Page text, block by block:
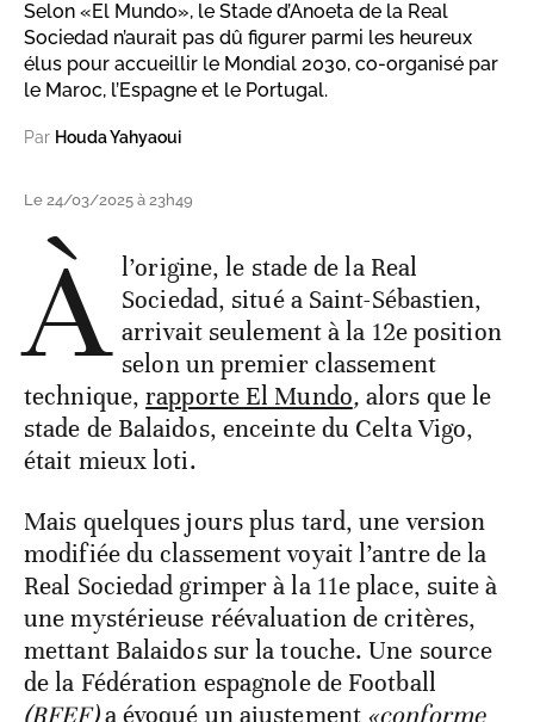
Selon «El Mundo», le Stade d’Anoeta de la Real
Sociedad n’aurait pas dû figurer parmi les heureux
élus pour accueillir le Mondial 2030, co-organisé par
le Maroc, l’Espagne et le Portugal.
Par Houda Yahyaoui
Le 24/03/2025 à 23h49
À l’origine, le stade de la Real
Sociedad, situé a Saint-Sébastien,
arrivait seulement à la 12e position
selon un premier classement
technique,rapporte El Mundo, alors que le
stade de Balaidos, enceinte du Celta Vigo,
était mieux loti.
Mais quelques jours plus tard, une version
modifiée du classement voyait l’antre de la
Real Sociedad grimper à la 11e place, suite à
une mystérieuse réévaluation de critères,
mettant Balaidos sur la touche. Une source
de la Fédération espagnole de Football
(RFEF)a évoqué un ajustement «conforme